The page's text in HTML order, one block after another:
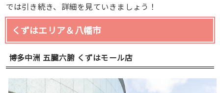
では引き続き、詳細を見ていきましょう！
くずはエリア＆八幡市
博多中洲 五臓六腑 くずはモール店